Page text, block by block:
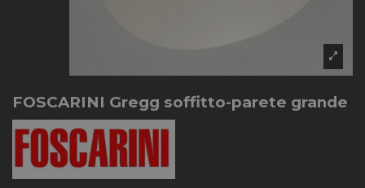
FOSCARINI Gregg soffitto-parete grande